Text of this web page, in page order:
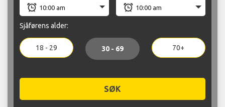
Sjåførens alder:
18 - 29 30 - 69 70+
SØK